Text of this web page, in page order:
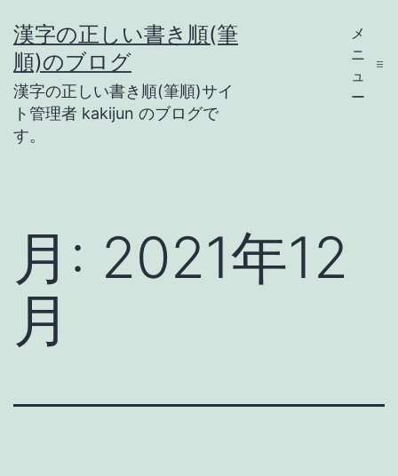
ン
テ
ン
ツ
プ
漢字の正しい書き順(筆
順)のブログ
漢字の正しい書き順(筆順)サイ
ト管理者 kakijun のブログで
す。
メ
ニ
ュ
ー
月: 2021年12
月